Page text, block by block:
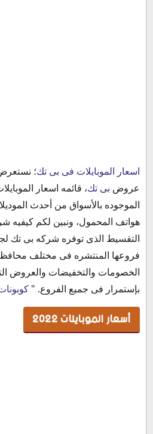
أسعار الموبايلات 2022
اسعار موبايلات اوبو فى بى تك
اسعار موبايلات سامسونج فى
اسعار موبايلات هواوى فى بى تك
اسعار موبايلات انفنيكس فى بى
اسعار موبايلات شاومى فى بى تك
اسعار موبايلات ريلمى فى بى تك
اسعار موبايلات ايفون فى بى تك
الشروط والأحكام :
اسعار الموبايلات فى بى تك؛
عروض بى تك، قائمه اسعار
الموجوده بالأسواق من أحدث
هواتف المحمول، ونبين لكم كيفيه
التقسيط الذى توفره شركه بى تك
فروعها المنتشره فى مختلف
الخصومات والتخفيضات والعروض
بإستمرار فى جميع الفروع. "
أسعار الموبايلات 2022